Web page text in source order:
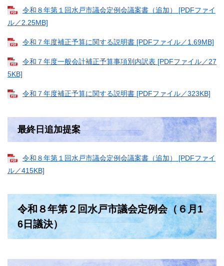
令和８年第１回水戸市議会定例会議案書（追加） [PDFファイ
ル／2.25MB]
令和７年度補正予算に関する説明書 [PDFファイル／1.69MB]
令和７年度一般会計補正予算事項別内訳表 [PDFファイル／27
5KB]
令和７年度補正予算に関する説明書 [PDFファイル／323KB]
最終日追加提案
令和８年第１回水戸市議会定例会議案書（追加） [PDFファイ
ル／415KB]
令和８年第２回水戸市議会定例会（６月1
6日議決）